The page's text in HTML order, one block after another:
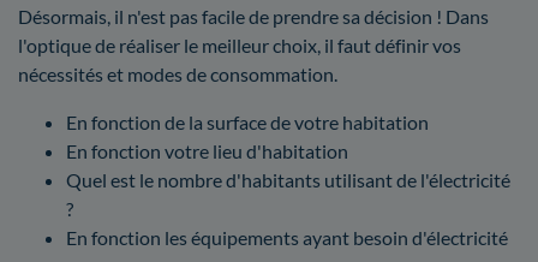
Désormais, il n'est pas facile de prendre sa décision ! Dans
l'optique de réaliser le meilleur choix, il faut définir vos
nécessités et modes de consommation.
En fonction de la surface de votre habitation
En fonction votre lieu d'habitation
Quel est le nombre d'habitants utilisant de l'électricité
?
En fonction les équipements ayant besoin d'électricité